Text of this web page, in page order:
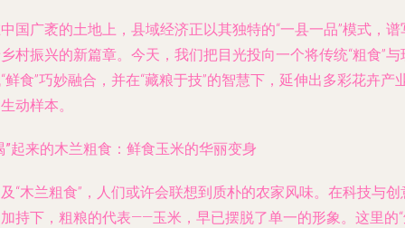
国广袤的土地上，县域经济正以其独特的“一县一品”模式，谱
村振兴的新篇章。今天，我们把目光投向一个将传统“粗食”与
鲜食”巧妙融合，并在“藏粮于技”的智慧下，延伸出多彩花卉产
动样本。
”起来的木兰粗食：鲜食玉米的华丽变身
“木兰粗食”，人们或许会联想到质朴的农家风味。在科技与创
持下，粗粮的代表——玉米，早已摆脱了单一的形象。这里的